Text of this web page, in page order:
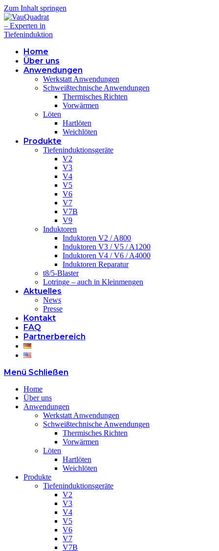
Zum Inhalt springen
Home
Über uns
Anwendungen
Werkstatt Anwendungen
Schweißtechnische Anwendungen
Thermisches Richten
Vorwärmen
Löten
Hartlöten
Weichlöten
Produkte
Tiefeninduktionsgeräte
V2
V3
V4
V5
V6
V7
V7B
V9
Induktoren
Induktoren V2 / A800
Induktoren V3 / V5 / A1200
Induktoren V4 / V6 / A4000
Induktoren Reparatur
t8/5-Blaster
Lotringe – auch in Kleinmengen
Aktuelles
News
Presse
Kontakt
FAQ
Partnerbereich
Menü Schließen
Home
Über uns
Anwendungen
Werkstatt Anwendungen
Schweißtechnische Anwendungen
Thermisches Richten
Vorwärmen
Löten
Hartlöten
Weichlöten
Produkte
Tiefeninduktionsgeräte
V2
V3
V4
V5
V6
V7
V7B